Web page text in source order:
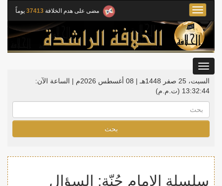
مضى على هدم الخلافة 37413 يوماً
Toggle
navigation
السبت، 25 صفر 1448هـ | 08 أغسطس 2026م |
الساعة الآن:
13:32:45 (ت.م.م)
بحث
سلسلة الإمام جُنّة: السؤال